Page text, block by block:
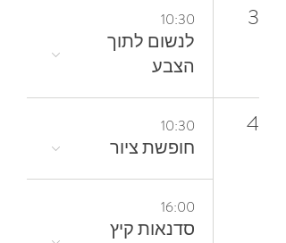
3
10:30
‬הצבע
4
10:30
חופשת ציור
16:00
סדנאות קיץ